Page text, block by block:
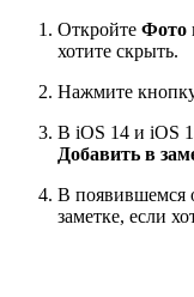
Откройте Фото
хотите скрыть.
Нажмите
В iOS 14 и iOS
Добавить в
В появившемся
заметке, если